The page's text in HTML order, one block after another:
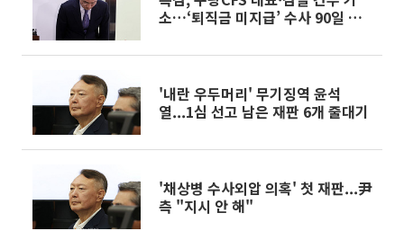
소…‘퇴직금 미지급’ 수사 90일 종
'내란 우두머리' 무기징역 윤석
열...1심 선고 남은 재판 6개 줄대기
'채상병 수사외압 의혹' 첫 재판...尹
측 "지시 안 해"